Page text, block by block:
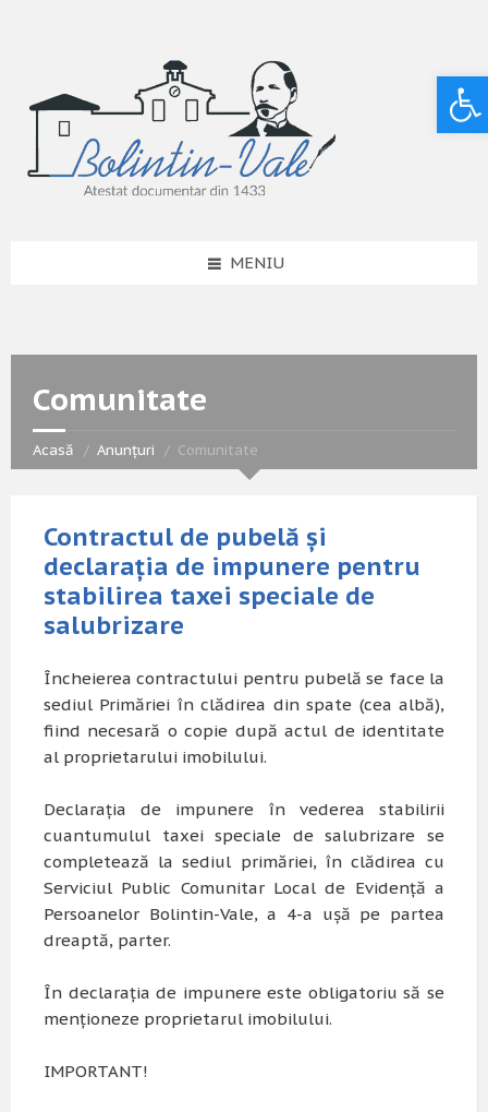
MENIU
Comunitate
Acasă Anunțuri Comunitate
Contractul de pubelă și
declarația de impunere pentru
stabilirea taxei speciale de
salubrizare
Încheierea contractului pentru pubelă se face la
sediul Primăriei în clădirea din spate (cea albă),
fiind necesară o copie după actul de identitate
al proprietarului imobilului.
Declarația de impunere în vederea stabilirii
cuantumulul taxei speciale de salubrizare se
completează la sediul primăriei, în clădirea cu
Serviciul Public Comunitar Local de Evidență a
Persoanelor Bolintin-Vale, a 4-a ușă pe partea
dreaptă, parter.
În declarația de impunere este obligatoriu să se
menționeze proprietarul imobilului.
IMPORTANT!
Deschide bara de unelte